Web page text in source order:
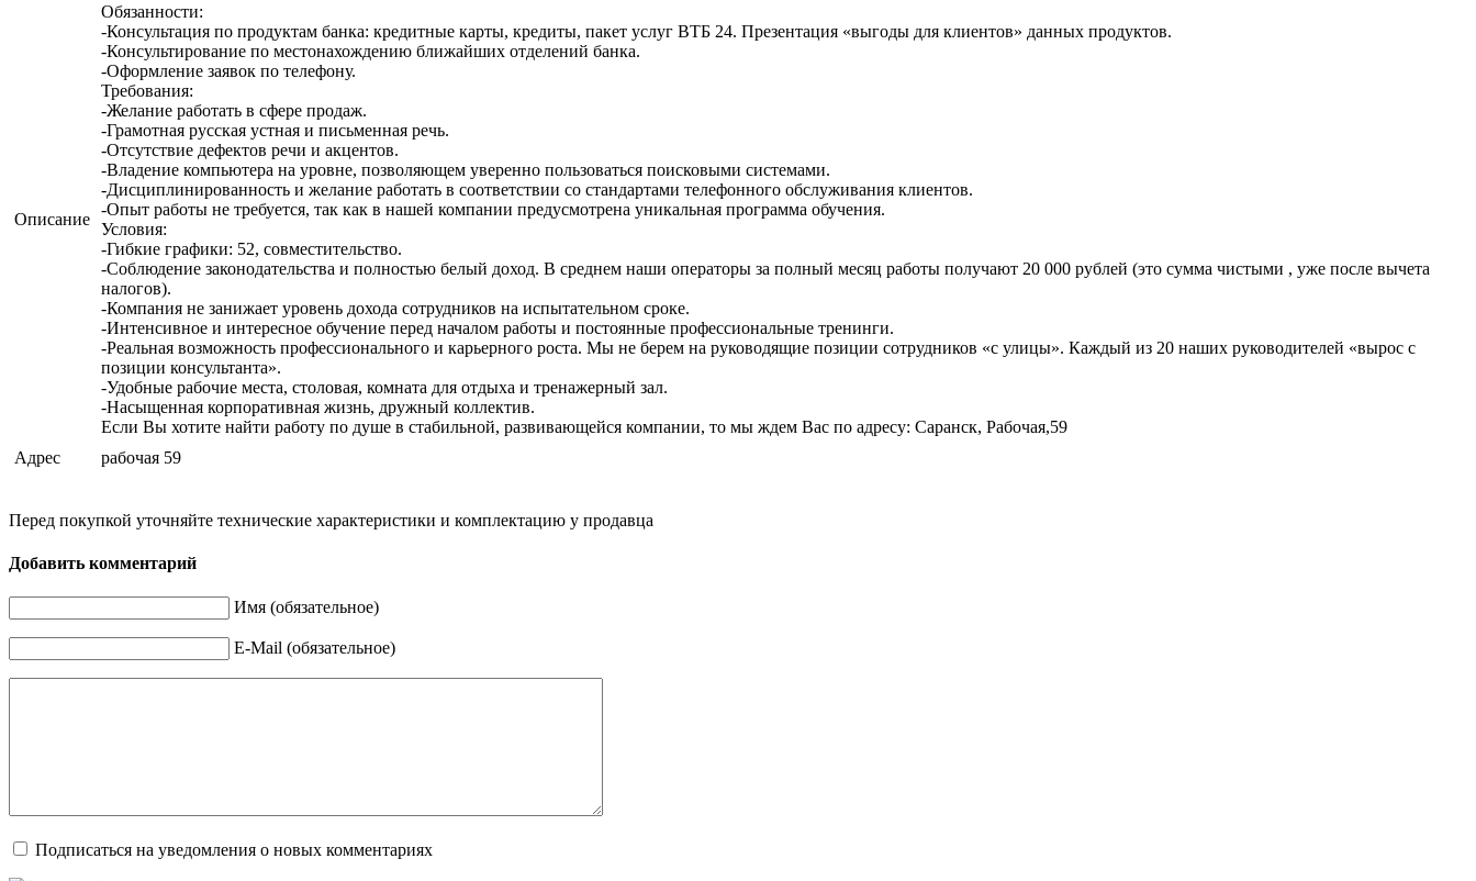
Описание
Обязанности:
-Консультация по продуктам банка: кредитные карты, кредиты, пакет услуг ВТБ 24. Презентация «выгоды для клиентов» данных продуктов.
-Консультирование по местонахождению ближайших отделений банка.
-Оформление заявок по телефону.
Требования:
-Желание работать в сфере продаж.
-Грамотная русская устная и письменная речь.
-Отсутствие дефектов речи и акцентов.
-Владение компьютера на уровне, позволяющем уверенно пользоваться поисковыми системами.
-Дисциплинированность и желание работать в соответствии со стандартами телефонного обслуживания клиентов.
-Опыт работы не требуется, так как в нашей компании предусмотрена уникальная программа обучения.
Условия:
-Гибкие графики: 52, совместительство.
-Соблюдение законодательства и полностью белый доход. В среднем наши операторы за полный месяц работы получают 20 000 рублей (это сумма чистыми , уже после вычета
налогов).
-Компания не занижает уровень дохода сотрудников на испытательном сроке.
-Интенсивное и интересное обучение перед началом работы и постоянные профессиональные тренинги.
-Реальная возможность профессионального и карьерного роста. Мы не берем на руководящие позиции сотрудников «с улицы». Каждый из 20 наших руководителей «вырос с
позиции консультанта».
-Удобные рабочие места, столовая, комната для отдыха и тренажерный зал.
-Насыщенная корпоративная жизнь, дружный коллектив.
Если Вы хотите найти работу по душе в стабильной, развивающейся компании, то мы ждем Вас по адресу: Саранск, Рабочая,59
Адрес
рабочая 59
Перед покупкой уточняйте технические характеристики и комплектацию у продавца
Добавить комментарий
Имя (обязательное)
E-Mail (обязательное)
Подписаться на уведомления о новых комментариях